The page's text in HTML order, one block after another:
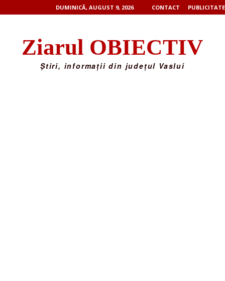
DUMINICĂ, AUGUST 9, 2026 CONTACT PUBLICITATE
Ziarul OBIECTIV
Știri, informații din județul Vaslui